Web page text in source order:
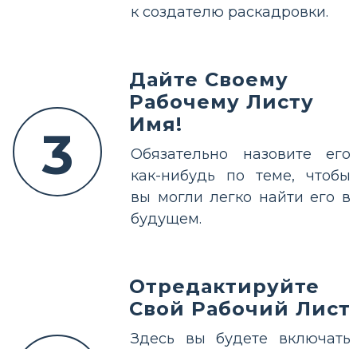
к создателю раскадровки.
3
Дайте Своему
Рабочему Листу
Имя!
Обязательно назовите его
как-нибудь по теме, чтобы
вы могли легко найти его в
будущем.
Отредактируйте
Свой Рабочий Лист
Здесь вы будете включать